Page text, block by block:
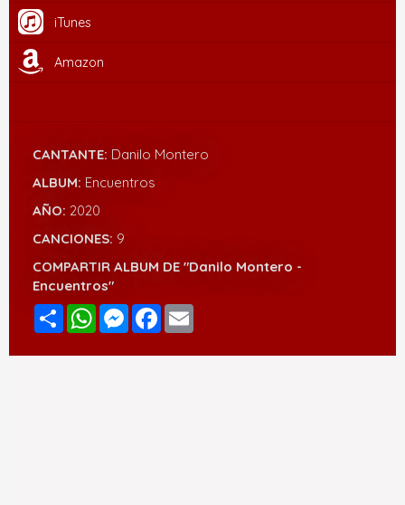
iTunes
Amazon
CANTANTE: Danilo Montero
ALBUM: Encuentros
AÑO: 2020
CANCIONES: 9
COMPARTIR ALBUM DE "Danilo Montero -
Encuentros"
Compartir
WhatsAppMessenger
Facebook